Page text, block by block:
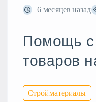
6 месяцев назад
Помощь с
товаров
Стройматериалы